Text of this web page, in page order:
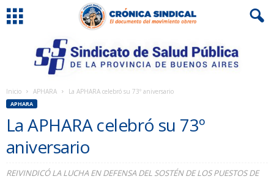
Inicio APHARA La APHARA celebró su 73º aniversario
APHARA
La APHARA celebró su 73º
aniversario
REIVINDICÓ LA LUCHA EN DEFENSA DEL SOSTÉN DE LOS PUESTOS DE